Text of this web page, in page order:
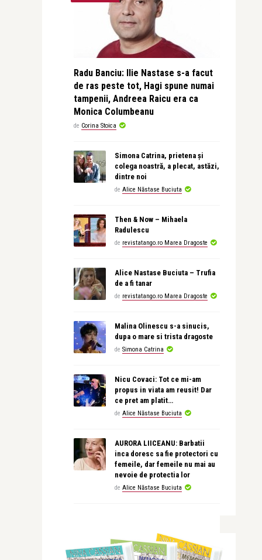
Radu Banciu: Ilie Nastase s-a facut
de ras peste tot, Hagi spune numai
tampenii, Andreea Raicu era ca
Monica Columbeanu
de Corina Stoica
Simona Catrina, prietena și
colega noastră, a plecat, astăzi,
dintre noi
de Alice Năstase Buciuta
Then & Now – Mihaela
Radulescu
de revistatango.ro Marea Dragoste
Alice Nastase Buciuta – Trufia
de a fi tanar
de revistatango.ro Marea Dragoste
Malina Olinescu s-a sinucis,
dupa o mare si trista dragoste
de Simona Catrina
Nicu Covaci: Tot ce mi-am
propus in viata am reusit! Dar
ce pret am platit…
de Alice Năstase Buciuta
AURORA LIICEANU: Barbatii
inca doresc sa fie protectori cu
femeile, dar femeile nu mai au
nevoie de protectia lor
de Alice Năstase Buciuta